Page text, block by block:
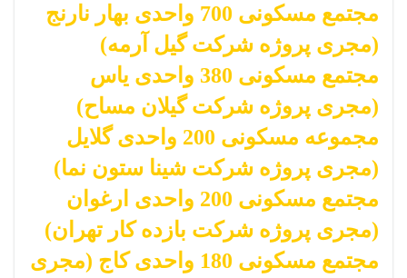
مجتمع مسکونی 700 واحدی بهار نارنج
(مجری پروژه شرکت گیل آرمه)
مجتمع مسکونی 380 واحدی یاس
(مجری پروژه شرکت گیلان مساح)
مجموعه مسکونی 200 واحدی گلایل
(مجری پروژه شرکت شینا ستون نما)
مجتمع مسکونی 200 واحدی ارغوان
(مجری پروژه شرکت بازده کار تهران)
مجتمع مسکونی 180 واحدی کاج (مجری